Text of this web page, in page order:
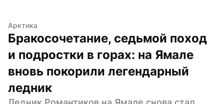
Арктика
Бракосочетание, седьмой поход
и подростки в горах: на Ямале
вновь покорили легендарный
ледник